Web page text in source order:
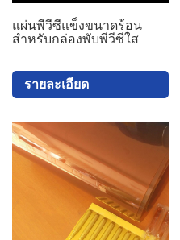
แผ่นพีวีซีแข็งขนาดร้อน
สำหรับกล่องพับพีวีซีใส
รายละเอียด